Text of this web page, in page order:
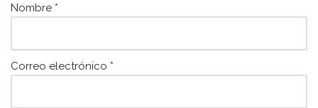
Nombre *
Correo electrónico *